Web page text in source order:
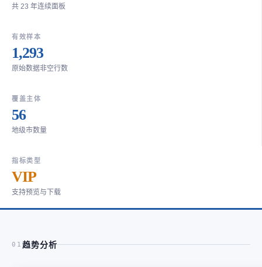
共 23 年连续面板
有效样本
1,293
原始数据非空行数
覆盖主体
56
地级市数量
指标类型
VIP
支持预览与下载
01 趋势分析